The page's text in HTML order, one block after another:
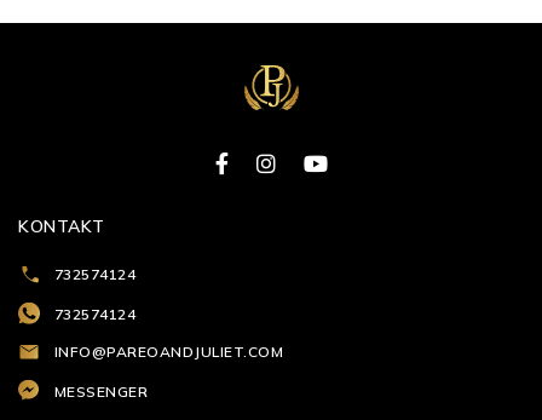
KONTAKT
732574124
732574124
INFO@PAREOANDJULIET.COM
MESSENGER